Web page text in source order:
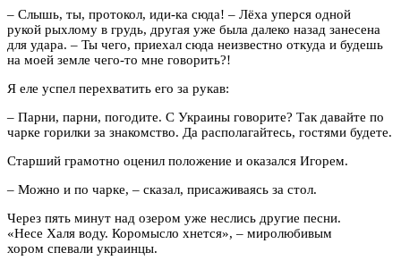
– Слышь, ты, протокол, иди-ка сюда! – Лёха уперся одной
рукой рыхлому в грудь, другая уже была далеко назад занесена
для удара. – Ты чего, приехал сюда неизвестно откуда и будешь
на моей земле чего-то мне говорить?!
Я еле успел перехватить его за рукав:
– Парни, парни, погодите. С Украины говорите? Так давайте по
чарке горилки за знакомство. Да располагайтесь, гостями будете.
Старший грамотно оценил положение и оказался Игорем.
– Можно и по чарке, – сказал, присаживаясь за стол.
Через пять минут над озером уже неслись другие песни.
«Несе Халя воду. Коромысло хнется», – миролюбивым
хором спевали украинцы.